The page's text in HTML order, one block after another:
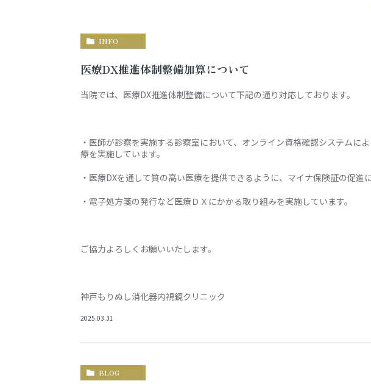
INFO
医療DX推進体制整備加算について
当院では、医療DX推進体制整備について下記の通り対応しております。
・医師が診察を実施する診察室において、オンライン資格確認システムに
療を実施しています。
・医療DXを通して質の高い医療を提供できるように、マイナ保険証の促進
・電子処方箋の発行など医療ＤＸにかかる取り組みを実施しています。
ご協力よろしくお願いいたします。
神戸もりぬし消化器内視鏡クリニック
2025.03.31
BLOG